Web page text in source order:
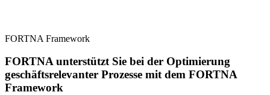
FORTNA Framework
FORTNA unterstützt Sie bei der Optimierung
geschäftsrelevanter Prozesse mit dem FORTNA
Framework